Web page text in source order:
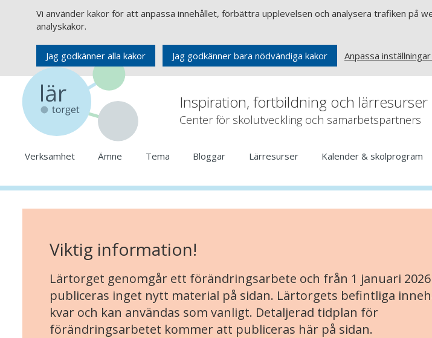
Vi använder kakor för att anpassa innehållet, förbättra upplevelsen och analysera trafiken på
analyskakor.
Jag godkänner alla kakor Jag godkänner bara nödvändiga kakor Anpassa
Inspiration, fortbildning och lärresurser
Center för skolutveckling och samarbetspartners
Verksamhet Ämne Tema Bloggar Lärresurser Kalender & skolprogram
Viktig information!
Lärtorget genomgår ett förändringsarbete och från 1 januari 2026
publiceras inget nytt material på sidan. Lärtorgets befintliga
kvar och kan användas som vanligt. Detaljerad tidplan för
förändringsarbetet kommer att publiceras här på sidan.